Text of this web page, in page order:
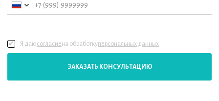
Я даюсогласиена обработкуперсональных данных
ЗАКАЗАТЬ КОНСУЛЬТАЦИЮ